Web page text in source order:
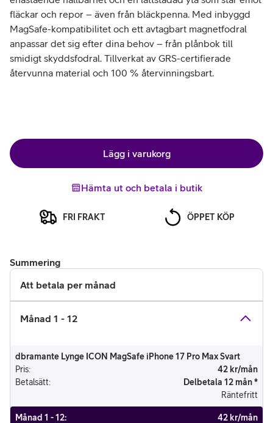
fläckar och repor – även från bläckpenna. Med inbyggd
MagSafe-kompatibilitet och ett avtagbart magnetfodral
anpassar det sig efter dina behov – från plånbok till
smidigt skyddsfodral. Tillverkat av GRS-certifierade
återvunna material och 100 % återvinningsbart.
Lägg i varukorg
Hämta ut och betala i butik
FRI FRAKT ÖPPET KÖP
Summering
Att betala per månad
Månad 1 - 12
dbramante Lynge ICON MagSafe iPhone 17 Pro Max Svart
Pris:
42 kr/mån
Betalsätt:
Delbetala 12 mån *
Räntefritt
Månad 1 - 12: 42 kr/mån